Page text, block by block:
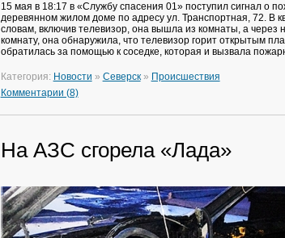
15 мая в 18:17 в «Службу спасения 01» поступил сигнал о
деревянном жилом доме по адресу ул. Транспортная, 72. В
словам, включив телевизор, она вышла из комнаты, а через
комнату, она обнаружила, что телевизор горит открытым
обратилась за помощью к соседке, которая и вызвала
Категория: Новости » Северск» Происшествия
Комментарии (8)
На АЗС сгорела «Лада»